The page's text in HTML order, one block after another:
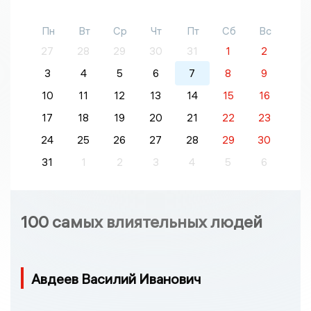
Пн Вт Ср Чт Пт Сб
Вс
27
28 29 30 31 1
2
3
4 5 6 7 8
9
10
11 12 13 14 15
16
17
18 19 20 21 22
23
24
25 26 27 28 29
30
31
1 2 3 4 5 6
100 самых влиятельных людей
Авдеев Василий Иванович